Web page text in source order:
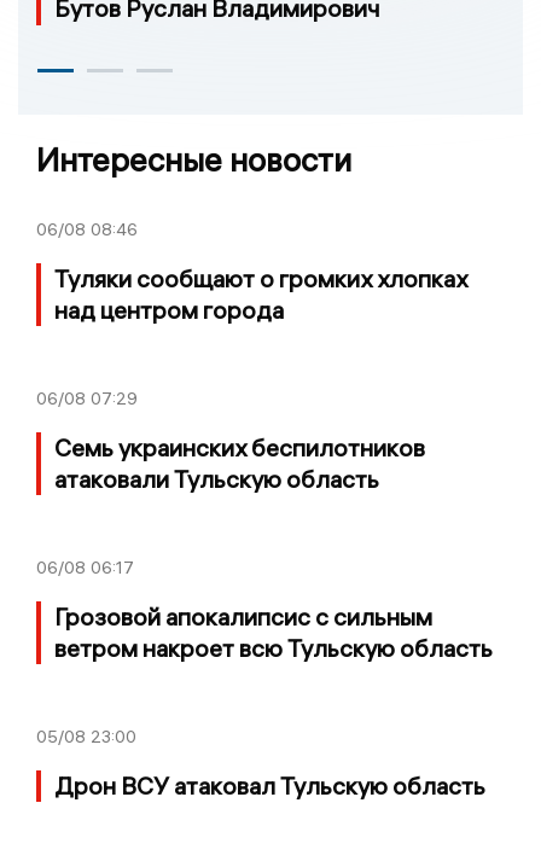
Бутов Руслан Владимирович
Интересные новости
06/08 08:46
Туляки сообщают о громких хлопках
над центром города
06/08 07:29
Семь украинских беспилотников
атаковали Тульскую область
06/08 06:17
Грозовой апокалипсис с сильным
ветром накроет всю Тульскую область
05/08 23:00
Дрон ВСУ атаковал Тульскую область